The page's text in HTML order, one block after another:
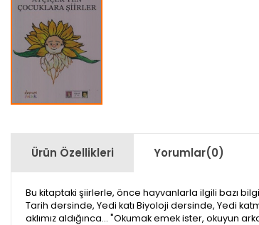
Ürün Özellikleri Yorumlar(0)
Bu kitaptaki şiirlerle, önce hayvanlarla ilgili bazı
Tarih dersinde, Yedi katı Biyoloji dersinde, Yedi
aklımız aldığınca... "Okumak emek ister, okuyun